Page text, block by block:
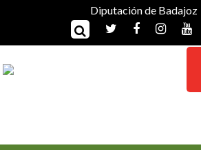
Diputación de Badajoz